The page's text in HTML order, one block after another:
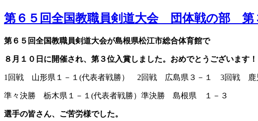
第６５回全国教職員剣道大会 団体戦の部 第
第６５回全国教職員剣道大会が島根県松江市総合体育館で
８月１０日に開催され、第３位入賞しました。おめでとうございます！
1回戦 山形県１－１(代表者戦勝） 2回戦 広島県３－１ 3回戦 鹿
準々決勝 栃木県１－１(代表者戦勝）準決勝 島根県 １－３
選手の皆さん、ご苦労様でした。